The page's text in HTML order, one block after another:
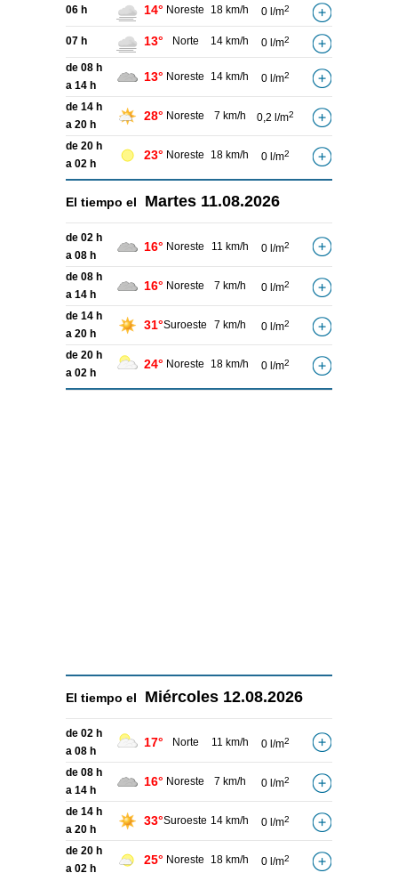
06 h 14° Noreste 18 km/h 0 l/m2
07 h 13° Norte 14 km/h 0 l/m2
de 08 h
a 14 h
13° Noreste 14 km/h 0 l/m2
de 14 h
a 20 h
28° Noreste 7 km/h 0,2 l/m2
de 20 h
a 02 h
23° Noreste 18 km/h 0 l/m2
El tiempo el Martes 11.08.2026
de 02 h
a 08 h
16° Noreste 11 km/h 0 l/m2
de 08 h
a 14 h
16° Noreste 7 km/h 0 l/m2
de 14 h
a 20 h
31°Suroeste 7 km/h 0 l/m2
de 20 h
a 02 h
24° Noreste 18 km/h 0 l/m2
El tiempo el Miércoles 12.08.2026
de 02 h
a 08 h
17° Norte 11 km/h 0 l/m2
de 08 h
a 14 h
16° Noreste 7 km/h 0 l/m2
de 14 h
a 20 h
33°Suroeste 14 km/h 0 l/m2
de 20 h
a 02 h
25° Noreste 18 km/h 0 l/m2